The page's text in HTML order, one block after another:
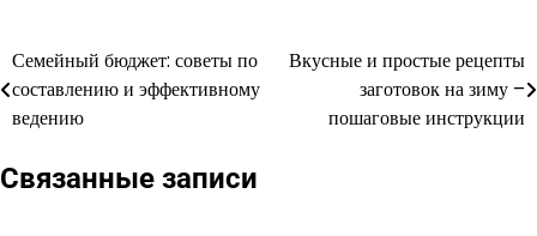
Навигация
по
Семейный бюджет: советы по
составлению и эффективному
ведению
Вкусные и простые рецепты
заготовок на зиму –
пошаговые инструкции
Связанные записи